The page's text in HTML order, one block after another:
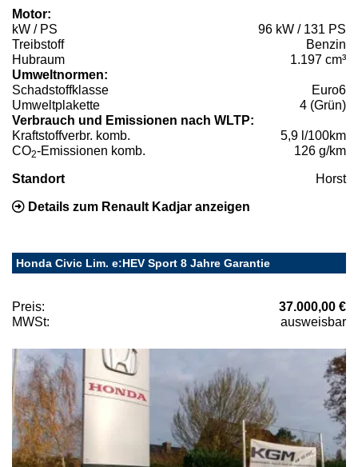
Motor:
kW / PS
96 kW / 131 PS
Treibstoff
Benzin
Hubraum
1.197 cm³
Umweltnormen:
Schadstoffklasse
Euro6
Umweltplakette
4 (Grün)
Verbrauch und Emissionen nach WLTP:
Kraftstoffverbr. komb.
5,9 l/100km
CO2-Emissionen komb. 126 g/km
Standort Horst
Details zum Renault Kadjar anzeigen
Honda Civic Lim. e:HEV Sport 8 Jahre Garantie
Preis:
37.000,00 €
MWSt:
ausweisbar